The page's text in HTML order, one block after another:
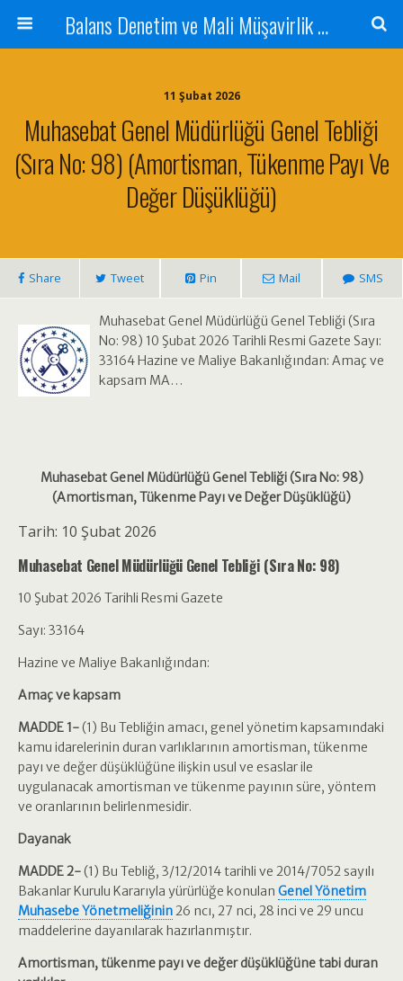
Balans Denetim ve Mali Müşavirlik Hizmetleri
11 Şubat 2026
Muhasebat Genel Müdürlüğü Genel Tebliği
(Sıra No: 98) (Amortisman, Tükenme Payı Ve
Değer Düşüklüğü)
Share Tweet Pin Mail SMS
Muhasebat Genel Müdürlüğü Genel Tebliği (Sıra
No: 98) 10 Şubat 2026 Tarihli Resmi Gazete Sayı:
33164 Hazine ve Maliye Bakanlığından: Amaç ve
kapsam MA…
Muhasebat Genel Müdürlüğü Genel Tebliği (Sıra No: 98)
(Amortisman, Tükenme Payı ve Değer Düşüklüğü)
Tarih: 10 Şubat 2026
Muhasebat Genel Müdürlüğü Genel Tebliği (Sıra No: 98)
10 Şubat 2026 Tarihli Resmi Gazete
Sayı: 33164
Hazine ve Maliye Bakanlığından:
Amaç ve kapsam
MADDE 1-(1) Bu Tebliğin amacı, genel yönetim kapsamındaki
kamu idarelerinin duran varlıklarının amortisman, tükenme
payı ve değer düşüklüğüne ilişkin usul ve esaslar ile
uygulanacak amortisman ve tükenme payının süre, yöntem
ve oranlarının belirlenmesidir.
Dayanak
MADDE 2-(1) Bu Tebliğ, 3/12/2014 tarihli ve 2014/7052 sayılı
Bakanlar Kurulu Kararıyla yürürlüğe konulan Genel Yönetim
Muhasebe Yönetmeliğinin26 ncı, 27 nci, 28 inci ve 29 uncu
maddelerine dayanılarak hazırlanmıştır.
Amortisman, tükenme payı ve değer düşüklüğüne tabi duran